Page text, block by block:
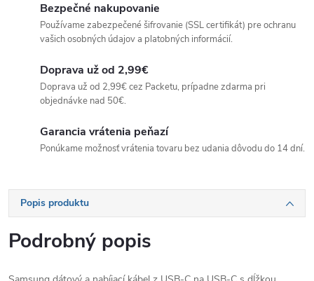
Bezpečné nakupovanie
Používame zabezpečené šifrovanie (SSL certifikát) pre ochranu
vašich osobných údajov a platobných informácií.
Doprava už od 2,99€
Doprava už od 2,99€ cez Packetu, prípadne zdarma pri
objednávke nad 50€.
Garancia vrátenia peňazí
Ponúkame možnosť vrátenia tovaru bez udania dôvodu do 14 dní.
Popis produktu
Podrobný popis